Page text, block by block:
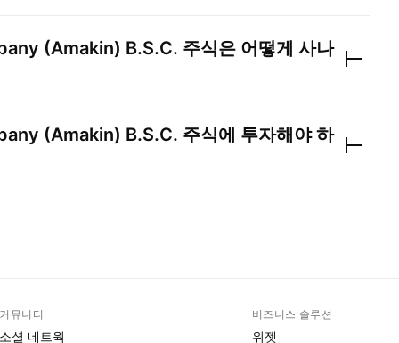
(Amakin) B.S.C. 주식은 어떻게 사나
(Amakin) B.S.C. 주식에 투자해야 하
커뮤니티
소셜 네트웍
비즈니스 솔루션
위젯